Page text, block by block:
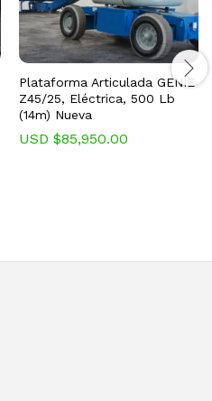
Plataforma Articulada GENIE
Z45/25, Eléctrica, 500 Lb
(14m) Nueva
USD $85,950.00